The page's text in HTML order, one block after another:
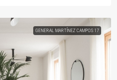
GENERAL MARTÍNEZ CAMPOS 17